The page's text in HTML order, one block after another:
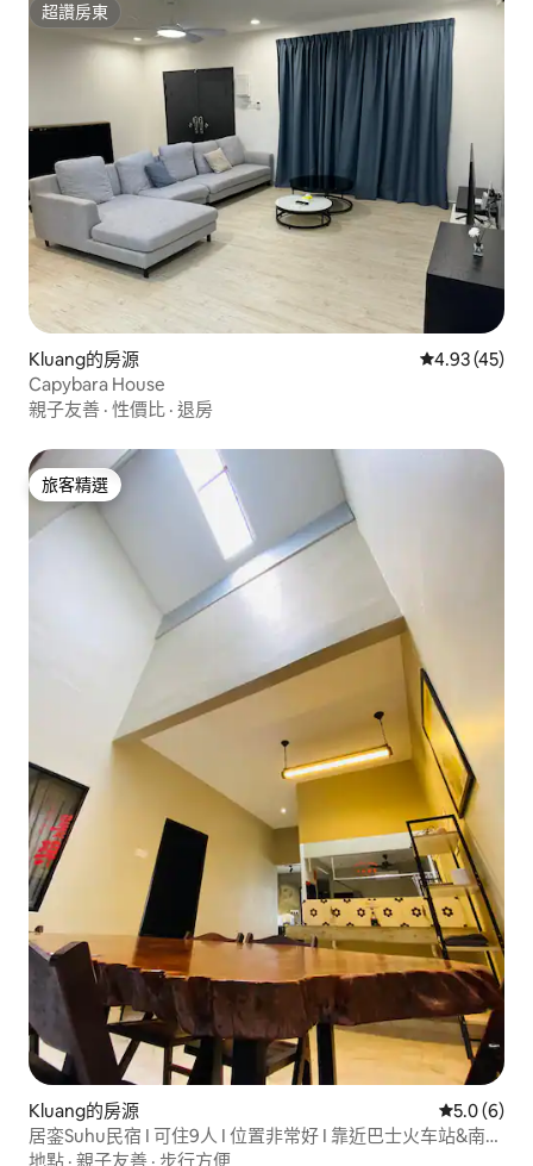
超讚房東
超讚房東
Kluang的房源 從 45 則評價
4.93 (45)
Capybara House
親子友善 · 性價比 · 退房
旅客精選
旅客精選
Kluang的房源 從 6 則評
5.0 (6)
居銮Suhu民宿 I 可住9人 I 位置非常好 I 靠近巴士火车站&南峇
山
地點 · 親子友善 · 步行方便